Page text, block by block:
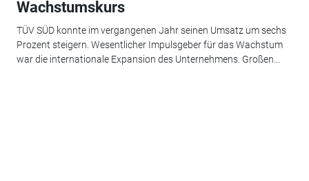
Wachstumskurs
TÜV SÜD konnte im vergangenen Jahr seinen Umsatz um sechs
Prozent steigern. Wesentlicher Impulsgeber für das Wachstum
war die internationale Expansion des Unternehmens. Großen...